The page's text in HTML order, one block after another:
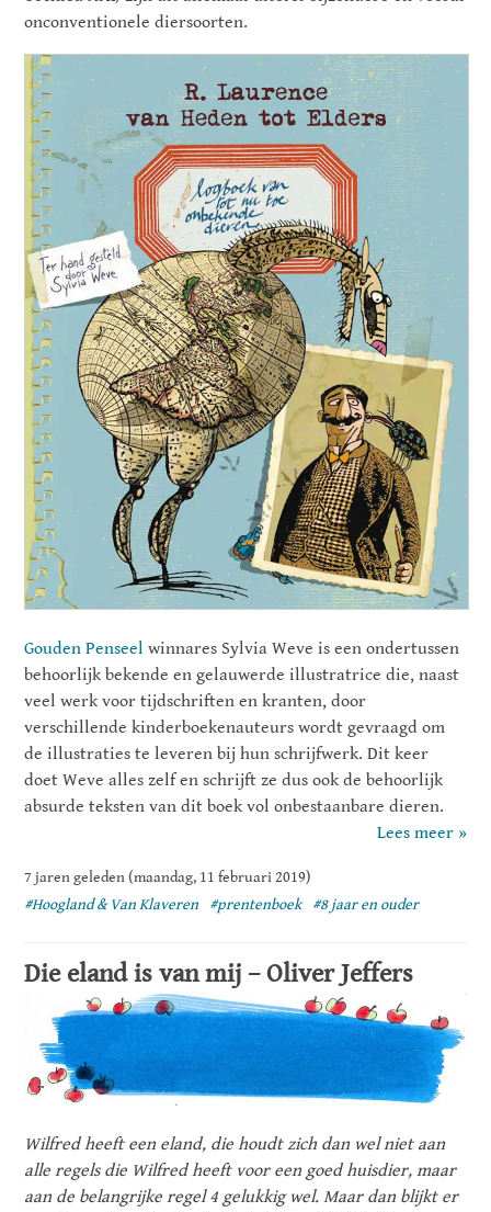
onconventionele diersoorten.
Gouden Penseel winnares Sylvia Weve is een ondertussen
behoorlijk bekende en gelauwerde illustratrice die, naast
veel werk voor tijdschriften en kranten, door
verschillende kinderboekenauteurs wordt gevraagd om
de illustraties te leveren bij hun schrijfwerk. Dit keer
doet Weve alles zelf en schrijft ze dus ook de behoorlijk
absurde teksten van dit boek vol onbestaanbare dieren.
Lees meer »
7 jaren geleden (maandag, 11 februari 2019)
#Hoogland & Van Klaveren
#prentenboek #8 jaar en ouder
Die eland is van mij – Oliver Jeffers
Wilfred heeft een eland, die houdt zich dan wel niet aan
alle regels die Wilfred heeft voor een goed huisdier, maar
aan de belangrijke regel 4 gelukkig wel. Maar dan blijkt er